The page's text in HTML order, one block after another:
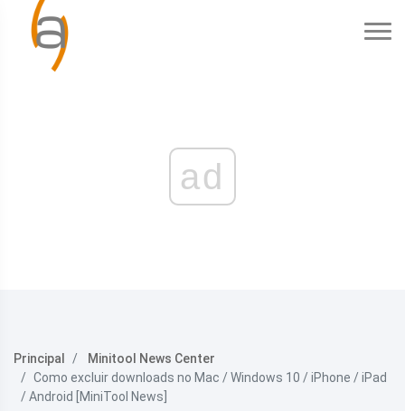
ad
Principal
Minitool News Center
Como excluir downloads no Mac / Windows 10 / iPhone / iPad
/ Android [MiniTool News]